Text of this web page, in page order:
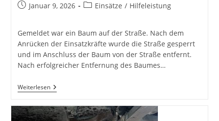
BeitragJanuar 9, 2026
Beitrags-
Einsätze / Hilfeleistung
Gemeldet war ein Baum auf der Straße. Nach dem
Anrücken der Einsatzkräfte wurde die Straße gesperrt
und im Anschluss der Baum von der Straße entfernt.
Nach erfolgreicher Entfernung des Baumes…
WeiterlesenH1-
Hilfeleistung
–
Baum